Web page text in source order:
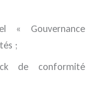
« Gouvernance
;
de conformité